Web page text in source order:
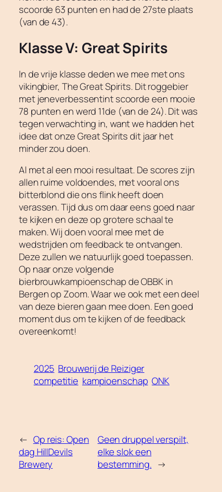
scoorde 63 punten en had de 27ste plaats
(van de 43).
Klasse V: Great Spirits
In de vrije klasse deden we mee met ons
vikingbier, The Great Spirits. Dit roggebier
met jeneverbessentint scoorde een mooie
78 punten en werd 11de (van de 24). Dit was
tegen verwachting in, want we hadden het
idee dat onze Great Spirits dit jaar het
minder zou doen.
Al met al een mooi resultaat. De scores zijn
allen ruime voldoendes, met vooral ons
bitterblond die ons flink heeft doen
verassen. Tijd dus om daar eens goed naar
te kijken en deze op grotere schaal te
maken. Wij doen vooral mee met de
wedstrijden om feedback te ontvangen.
Deze zullen we natuurlijk goed toepassen.
Op naar onze volgende
bierbrouwkampioenschap de OBBK in
Bergen op Zoom. Waar we ook met een deel
van deze bieren gaan mee doen. Een goed
moment dus om te kijken of de feedback
overeenkomt!
2025 Brouwerij de Reiziger
competitie kampioenschap ONK
← Op reis: Open
dag HillDevils
Brewery
Geen druppel verspilt,
elke slok een
bestemming. →